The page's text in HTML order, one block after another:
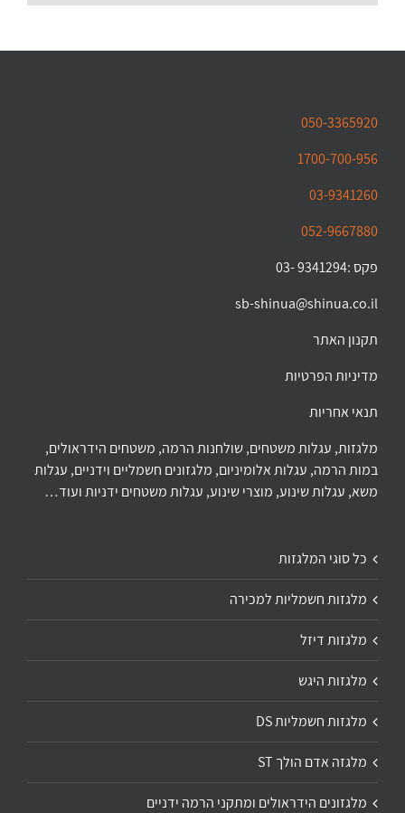
050-3365920
1700-700-956
03-9341260
052-9667880
פקס :9341294 -03
sb-shinua@shinua.co.il
תקנון האתר
מדיניות הפרטיות
תנאי אחריות
מלגזות, עגלות משטחים, שולחנות הרמה, משטחים הידראולים,
במות הרמה, עגלות אלומיניום, מלגזונים חשמליים וידניים, עגלות
משא, עגלות שינוע, מוצרי שינוע, עגלות משטחים ידניות ועוד…
כל סוגי המלגזות
מלגזות חשמליות למכירה
מלגזות דיזל
מלגזות היגש
מלגזות חשמליות DS
מלגזה אדם הולך ST
מלגזונים הידראולים ומתקני הרמה ידניים